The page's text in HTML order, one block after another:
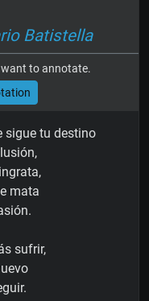
Batistella
to annotate.
sigue tu destino
mata
sufrir,